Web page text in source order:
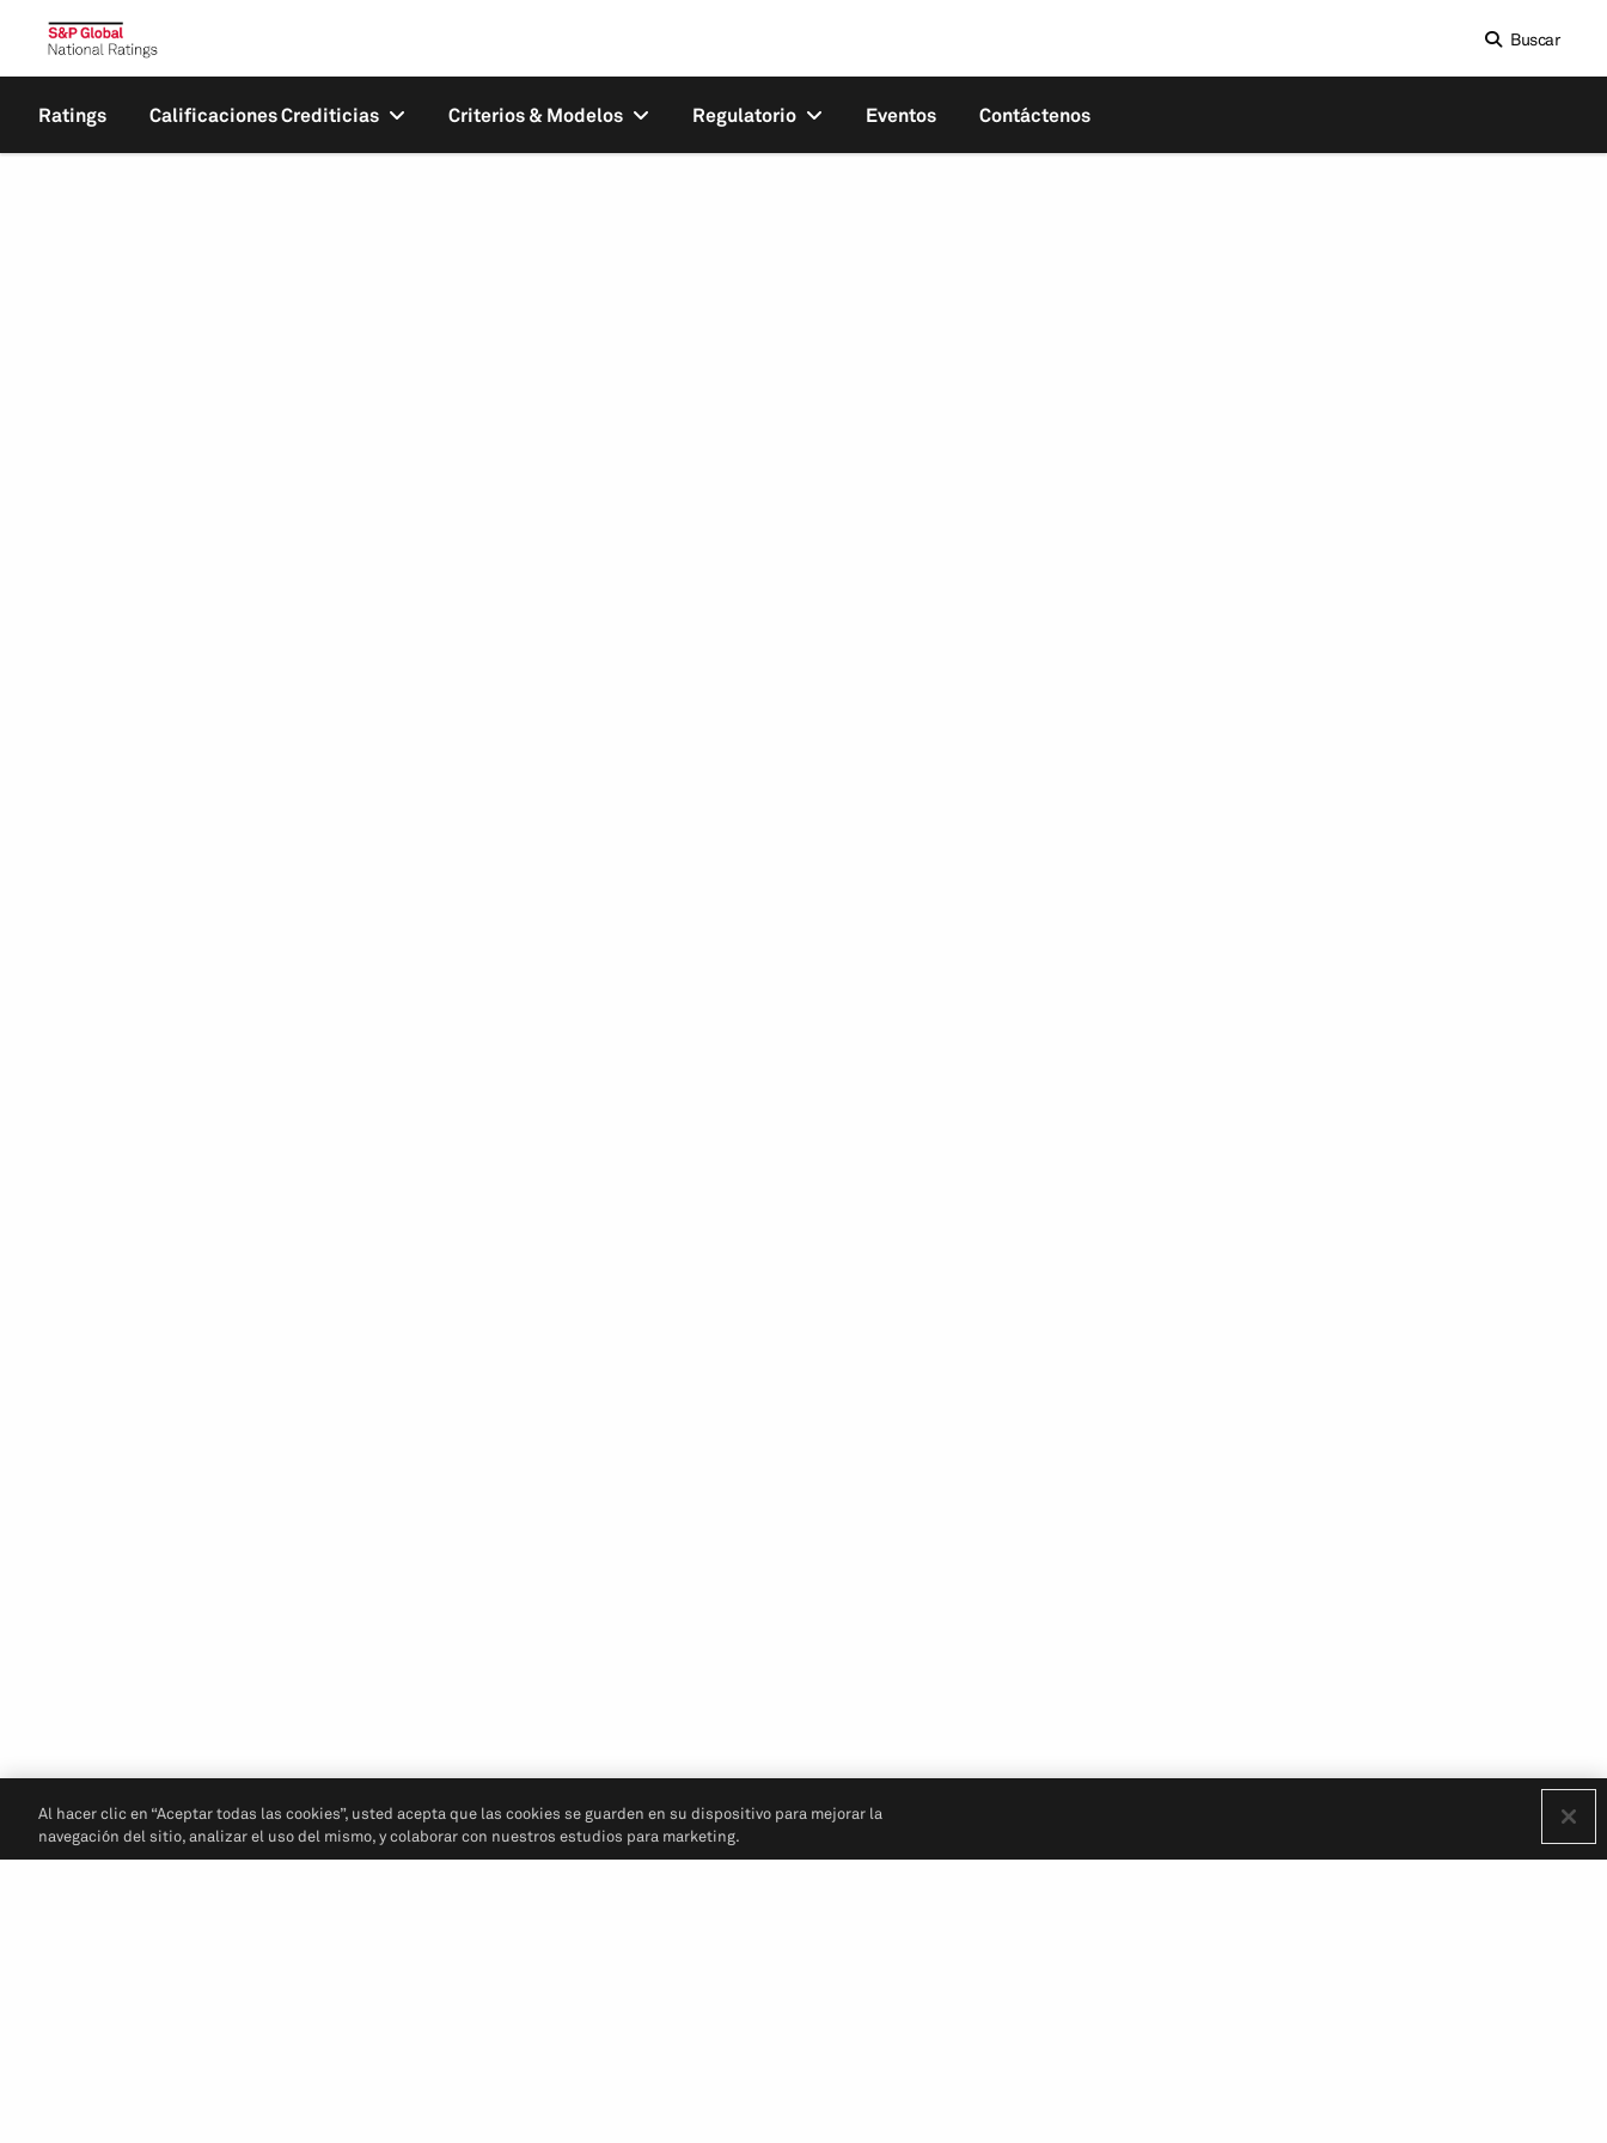
Buscar
Ratings Calificaciones Crediticias Criterios & Modelos Regulatorio Eventos Contáctenos
Al hacer clic en “Aceptar todas las cookies”, usted acepta que las cookies se guarden en su dispositivo para mejorar la
navegación del sitio, analizar el uso del mismo, y colaborar con nuestros estudios para marketing.